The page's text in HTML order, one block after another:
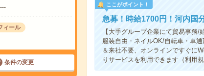
---
ィール
条件の変更
ここがポイント！
急募！時給1700円！河内国
【大手グループ企業にて貿易事務
服装自由・ネイルOK/自転車・車
＆来社不要、オンラインですぐ
りサービスを利用できます（利用規